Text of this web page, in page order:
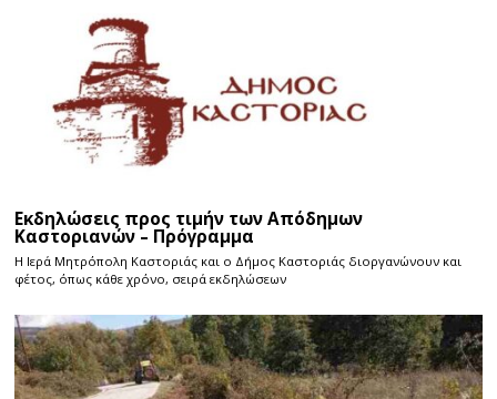
Εκδηλώσεις προς τιμήν των Απόδημων
Καστοριανών – Πρόγραμμα
Η Ιερά Μητρόπολη Καστοριάς και ο Δήμος Καστοριάς διοργανώνουν και
φέτος, όπως κάθε χρόνο, σειρά εκδηλώσεων